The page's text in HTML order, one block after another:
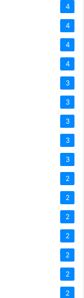
4
4
4
4
3
3
3
3
3
2
2
2
2
2
2
2